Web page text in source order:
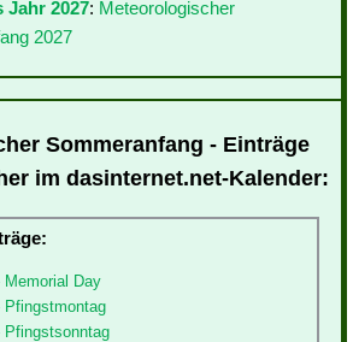
Jahr 2027: Meteorologischer
2027
Sommeranfang - Einträge
im dasinternet.net-Kalender:
Memorial Day
Pfingstmontag
Pfingstsonntag